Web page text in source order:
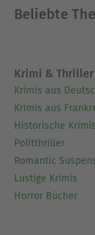
Beliebte
Krimi & Thriller
Krimis aus
Krimis aus
Historische Krimis
Politthriller
Romantic
Lustige Krimis
Horror Bücher